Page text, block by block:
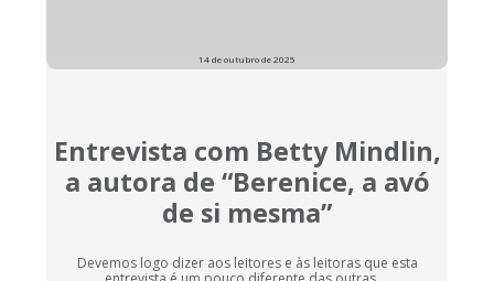
14 de outubro de 2025
Entrevista com Betty Mindlin,
a autora de “Berenice, a avó
de si mesma”
Devemos logo dizer aos leitores e às leitoras que esta